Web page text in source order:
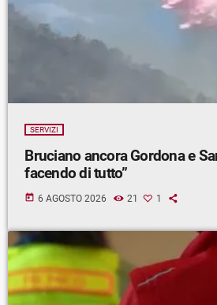
SERVIZI
Bruciano ancora Gordona e
facendo di tutto”
today 6 AGOSTO 2026 21 1